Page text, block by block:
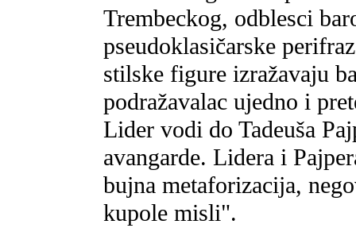
Trembeckog, odblesci
pseudoklasičarske
stilske figure izražavaju
podražavalac ujedno i
Lider vodi do Tadeuša
avangarde. Lidera i
bujna metaforizacija,
kupole misli".